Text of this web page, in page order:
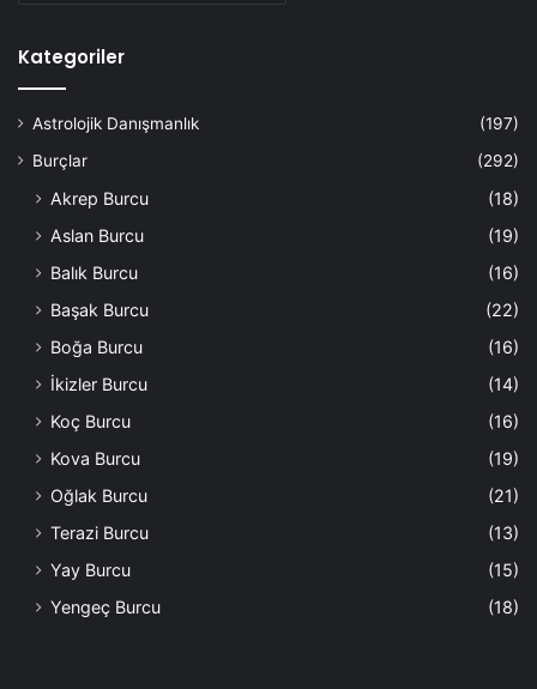
Kategoriler
Astrolojik Danışmanlık
(197)
Burçlar
(292)
Akrep Burcu
(18)
Aslan Burcu
(19)
Balık Burcu
(16)
Başak Burcu
(22)
Boğa Burcu
(16)
İkizler Burcu
(14)
Koç Burcu
(16)
Kova Burcu
(19)
Oğlak Burcu
(21)
Terazi Burcu
(13)
Yay Burcu
(15)
Yengeç Burcu
(18)